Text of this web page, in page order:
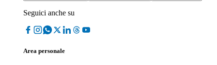
Seguici anche su
Area personale